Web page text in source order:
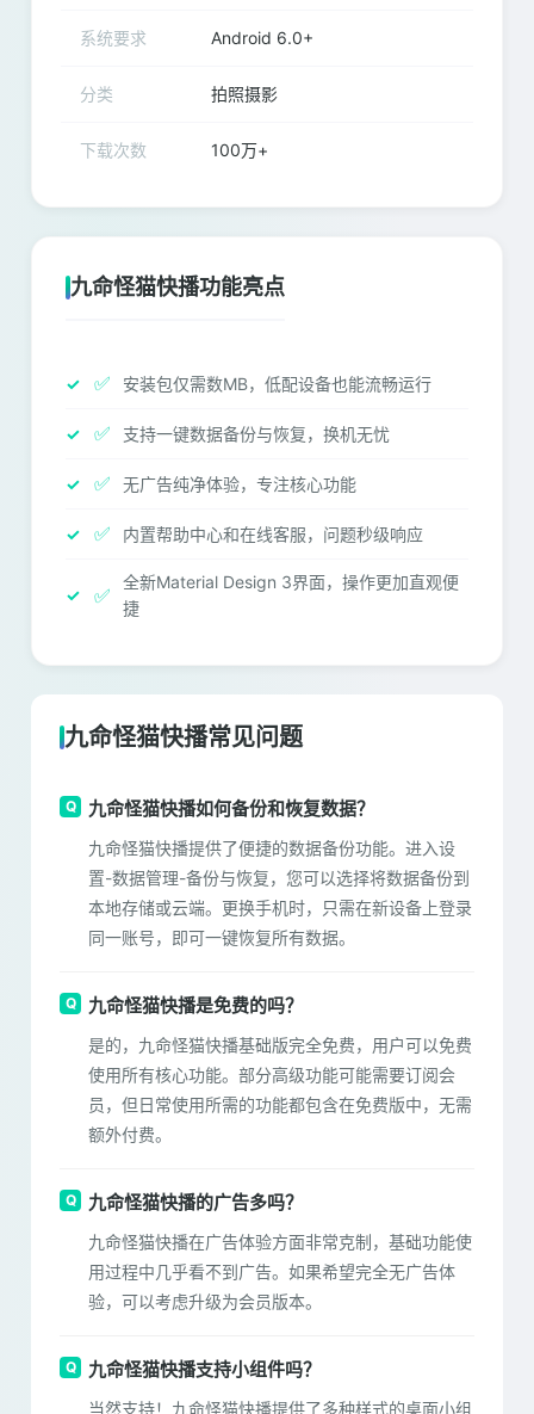
系统要求 Android 6.0+
分类 拍照摄影
下载次数 100万+
九命怪猫快播功能亮点
✅ 安装包仅需数MB，低配设备也能流畅运行
✅ 支持一键数据备份与恢复，换机无忧
✅ 无广告纯净体验，专注核心功能
✅ 内置帮助中心和在线客服，问题秒级响应
✅
全新Material Design 3界面，操作更加直观便
捷
九命怪猫快播常见问题
九命怪猫快播如何备份和恢复数据？
九命怪猫快播提供了便捷的数据备份功能。进入设
置-数据管理-备份与恢复，您可以选择将数据备份到
本地存储或云端。更换手机时，只需在新设备上登录
同一账号，即可一键恢复所有数据。
九命怪猫快播是免费的吗？
是的，九命怪猫快播基础版完全免费，用户可以免费
使用所有核心功能。部分高级功能可能需要订阅会
员，但日常使用所需的功能都包含在免费版中，无需
额外付费。
九命怪猫快播的广告多吗？
九命怪猫快播在广告体验方面非常克制，基础功能使
用过程中几乎看不到广告。如果希望完全无广告体
验，可以考虑升级为会员版本。
九命怪猫快播支持小组件吗？
当然支持！九命怪猫快播提供了多种样式的桌面小组